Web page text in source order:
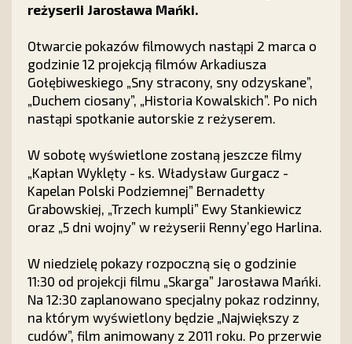
reżyserii Jarosława Mańki.
Otwarcie pokazów filmowych nastąpi 2 marca o
godzinie 12 projekcją filmów Arkadiusza
Gołębiweskiego „Sny stracony, sny odzyskane”,
„Duchem ciosany”, „Historia Kowalskich”. Po nich
nastąpi spotkanie autorskie z reżyserem.
W sobotę wyświetlone zostaną jeszcze filmy
„Kapłan Wyklęty - ks. Władysław Gurgacz -
Kapelan Polski Podziemnej” Bernadetty
Grabowskiej, „Trzech kumpli” Ewy Stankiewicz
oraz „5 dni wojny” w reżyserii Renny’ego Harlina.
W niedzielę pokazy rozpoczną się o godzinie
11:30 od projekcji filmu „Skarga” Jarosława Mańki.
Na 12:30 zaplanowano specjalny pokaz rodzinny,
na którym wyświetlony będzie „Największy z
cudów”, film animowany z 2011 roku. Po przerwie